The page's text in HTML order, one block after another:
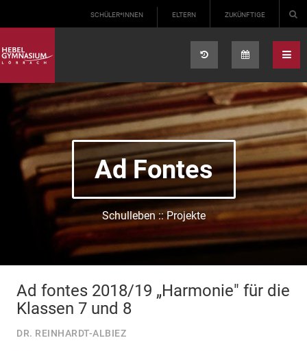
SCHÜLER*INNEN ELTERN ZUKÜNFTIGE
Ad Fontes
Schulleben :: Projekte
Ad fontes 2018/19 „Harmonie" für die
Klassen 7 und 8
DR. REINHARDT-ALBIEZ